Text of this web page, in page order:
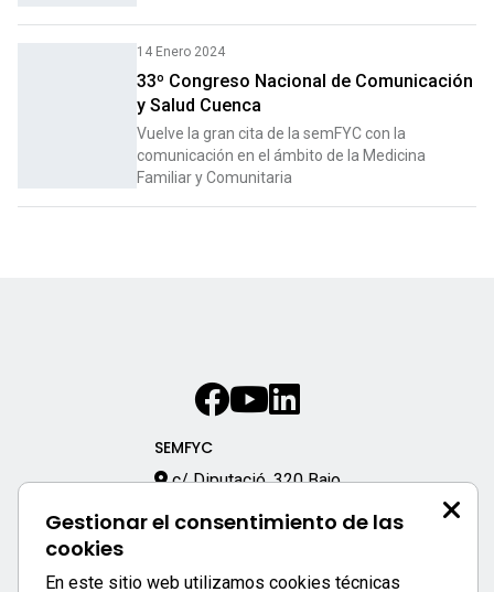
14 Enero 2024
33º Congreso Nacional de Comunicación
y Salud Cuenca
Vuelve la gran cita de la semFYC con la
comunicación en el ámbito de la Medicina
Familiar y Comunitaria
Gestionar el consentimiento de las
cookies
En este sitio web utilizamos cookies técnicas
SEMFYC
c/ Diputació, 320 Bajo
933 170 333